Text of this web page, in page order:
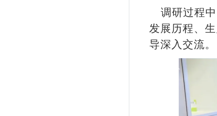
调研过程
发展历程、
导深入交流。